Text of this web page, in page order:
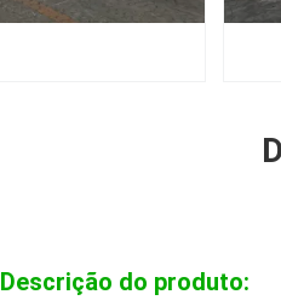
Descrição do produto: